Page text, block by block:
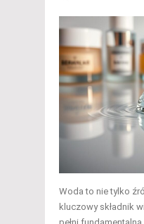
Woda to nie tylko
kluczowy składnik